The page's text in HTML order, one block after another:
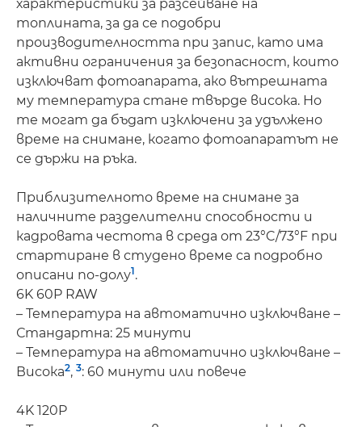
характеристики за разсейване на
топлината, за да се подобри
производителността при запис, като има
активни ограничения за безопасност, които
изключват фотоапарата, ако вътрешната
му температура стане твърде висока. Но
те могат да бъдат изключени за удължено
време на снимане, когато фотоапаратът не
се държи на ръка.
Приблизителното време на снимане за
наличните разделителни способности и
кадровата честота в среда от 23°C/73°F при
стартиране в студено време са подробно
описани по-долу1.
6K 60P RAW
– Температура на автоматично изключване –
Стандартна: 25 минути
– Температура на автоматично изключване –
Висока2, 3: 60 минути или повече
4K 120P